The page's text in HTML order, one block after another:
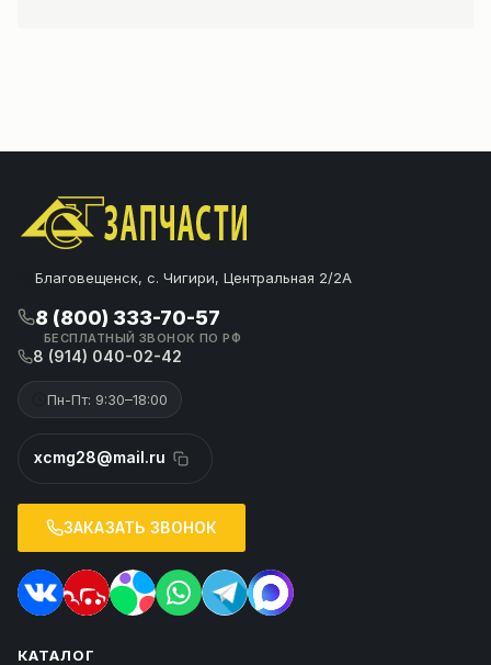
Благовещенск, с. Чигири, Центральная 2/2А
8 (800) 333-70-57
БЕСПЛАТНЫЙ ЗВОНОК ПО РФ
8 (914) 040-02-42
Пн-Пт: 9:30–18:00
xcmg28@mail.ru
ЗАКАЗАТЬ ЗВОНОК
КАТАЛОГ